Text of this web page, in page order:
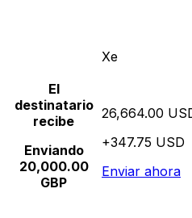
Xe
El
destinatario
recibe
Enviando
20,000.00
GBP
26,664.00
+347.75 USD
Enviar ahora